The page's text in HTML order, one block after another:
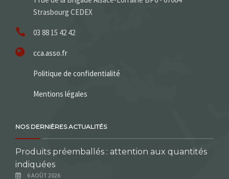
Strasbourg CEDEX
03 88 15 42 42
cca.asso.fr
Politique de confidentialité
Mentions légales
NOS DERNIÈRES ACTUALITÉS
Produits préemballés : attention aux quantités
indiquées
6 AOÛT 2026